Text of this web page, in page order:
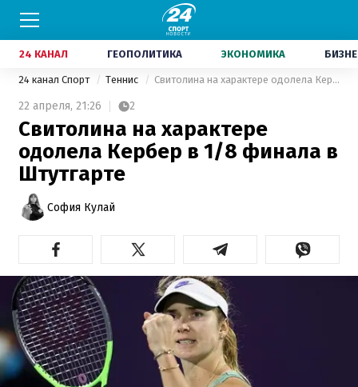
24 КАНАЛ ГЕОПОЛИТИКА ЭКОНОМИКА
24 канал Спорт Теннис Свитолина на характере одолела Кербер в 1/8 финала в Штутгарте
22 апреля, 21:26 2
Свитолина на характере
одолела Кербер в 1/8 финала в
Штутгарте
София Кулай